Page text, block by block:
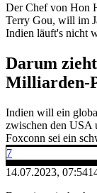
Der Chef von Hon
Terry Gou, will im
Indien läuft's nicht
Darum
Milliarden-
Indien will ein
zwischen den USA
Foxconn sei ein
7
14.07.2023, 07:54